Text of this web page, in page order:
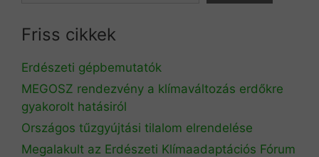
Friss cikkek
Erdészeti gépbemutatók
MEGOSZ rendezvény a klímaváltozás erdőkre
gyakorolt hatásiról
Országos tűzgyújtási tilalom elrendelése
Megalakult az Erdészeti Klímaadaptációs Fórum